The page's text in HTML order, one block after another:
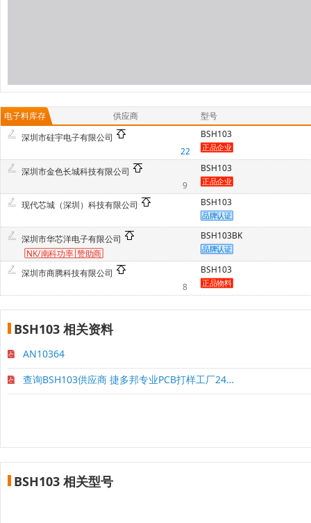
电子料库存 供应商
型号
深圳市硅宇电子有限公司
22
BSH103
深圳市金色长城科技有限公司
9
BSH103
现代芯城（深圳）科技有限公司 BSH103
深圳市华芯洋电子有限公司
NK/南科功率 赞助商
BSH103BK
深圳市商腾科技有限公司
8
BSH103
BSH103 相关资料
AN10364
查询BSH103供应商 捷多邦专业PCB打样工厂24小时加急
BSH103 相关型号